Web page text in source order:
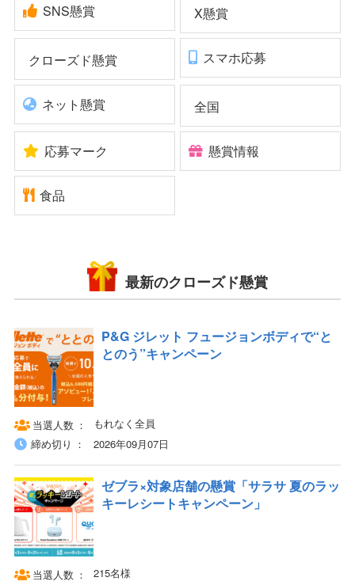
SNS懸賞 X懸賞
クローズド懸賞 スマホ応募
ネット懸賞 全国
応募マーク 懸賞情報
食品
最新のクローズド懸賞
P&G ジレット フュージョンボディで“と
とのう”キャンペーン
当選人数
もれなく全員
締め切り
2026年09月07日
ゼブラ×対象店舗の懸賞「サラサ 夏のラッ
キーレシートキャンペーン」
当選人数
215名様